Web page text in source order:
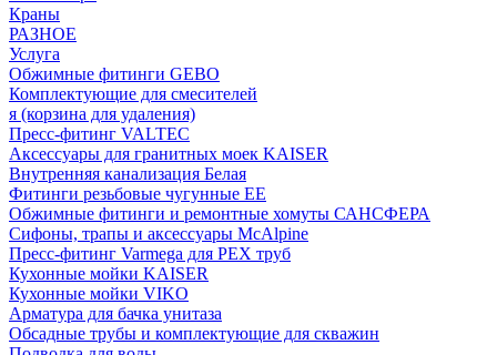
Краны
РАЗНОЕ
Услуга
Обжимные фитинги GEBO
Комплектующие для смесителей
я (корзина для удаления)
Пресс-фитинг VALTEC
Аксессуары для гранитных моек KAISER
Внутренняя канализация Белая
Фитинги резьбовые чугунные EE
Обжимные фитинги и ремонтные хомуты САНСФЕРА
Сифоны, трапы и аксессуары McAlpine
Пресс-фитинг Varmega для PEX труб
Кухонные мойки KAISER
Кухонные мойки VIKO
Арматура для бачка унитаза
Обсадные трубы и комплектующие для скважин